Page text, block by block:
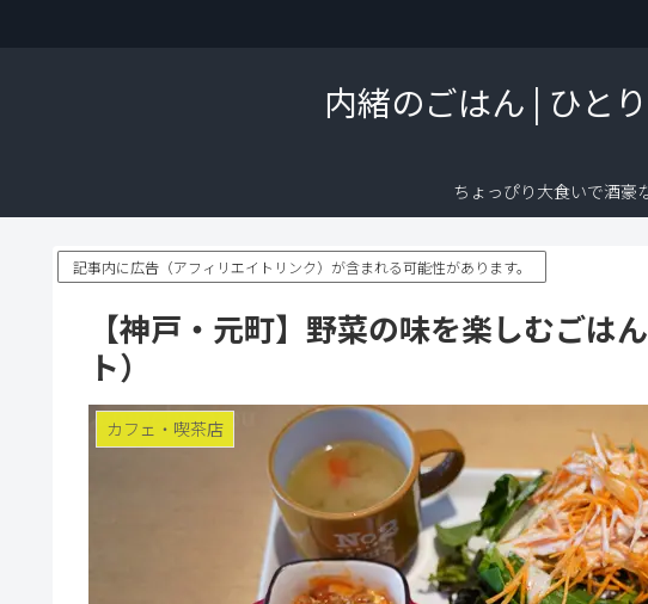
内緒のごはん | ひと
ちょっぴり大食いで酒豪
記事内に広告（アフィリエイトリンク）が含まれる可能性があります。
【神戸・元町】野菜の味を楽しむご
ト）
カフェ・喫茶店